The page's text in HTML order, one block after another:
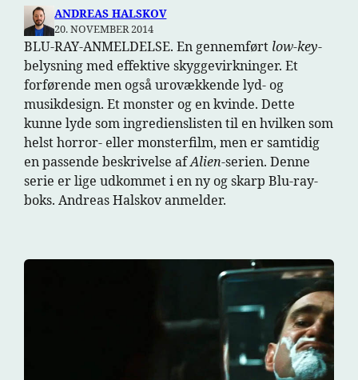
ANDREAS HALSKOV
20. NOVEMBER 2014
BLU-RAY-ANMELDELSE. En gennemført low-key-
belysning med effektive skyggevirkninger. Et
forførende men også urovækkende lyd- og
musikdesign. Et monster og en kvinde. Dette
kunne lyde som ingredienslisten til en hvilken som
helst horror- eller monsterfilm, men er samtidig
en passende beskrivelse afAlien-serien. Denne
serie er lige udkommet i en ny og skarp Blu-ray-
boks. Andreas Halskov anmelder.